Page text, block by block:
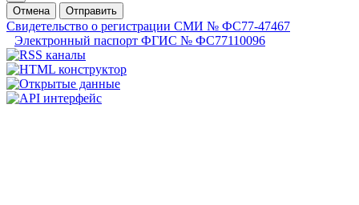
Отмена
Отправить
Свидетельство о регистрации СМИ № ФС77-47467
Электронный паспорт ФГИС № ФС77110096